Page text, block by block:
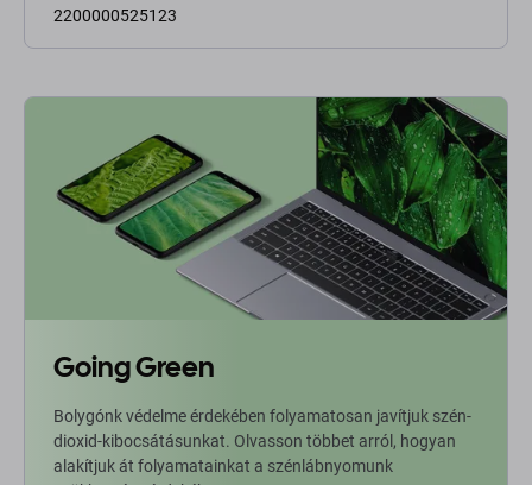
2200000525123
Going Green
Bolygónk védelme érdekében folyamatosan javítjuk szén-
dioxid-kibocsátásunkat. Olvasson többet arról, hogyan
alakítjuk át folyamatainkat a szénlábnyomunk